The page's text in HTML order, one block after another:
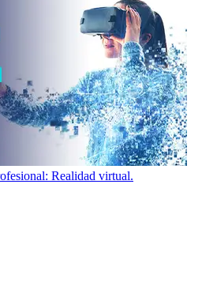
Realidad virtual.